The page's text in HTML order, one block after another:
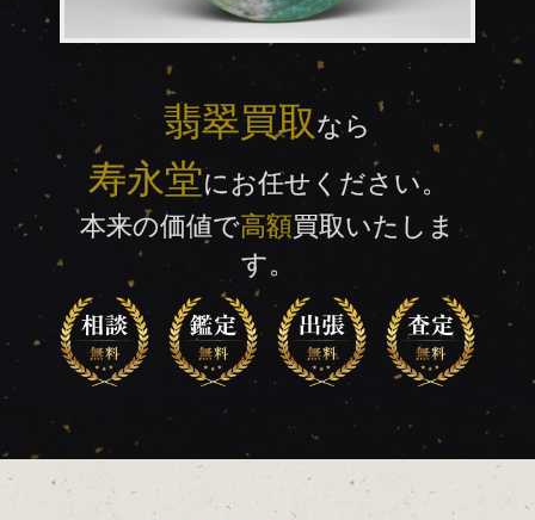
翡翠買取 なら
寿永堂にお任せください。
本来の価値で高額買取いたしま
す。